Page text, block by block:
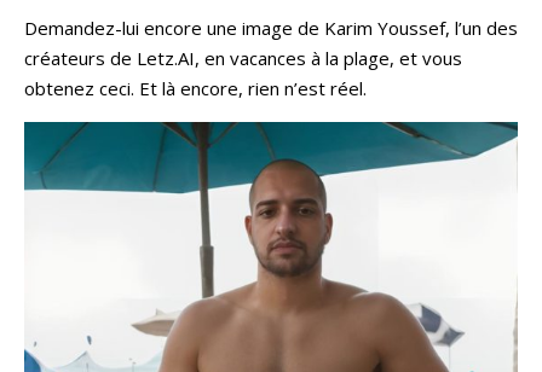
Demandez-lui encore une image de Karim Youssef, l’un des
créateurs de Letz.AI, en vacances à la plage, et vous
obtenez ceci. Et là encore, rien n’est réel.